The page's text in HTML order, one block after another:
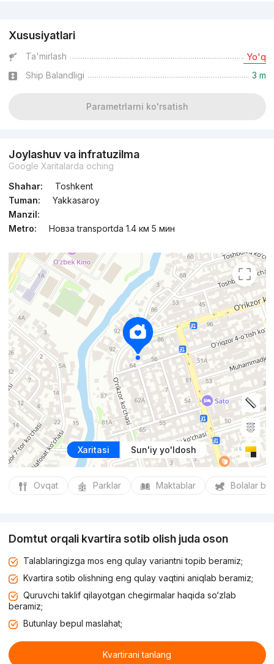
Xususiyatlari
Ta'mirlash Yo'q
Ship Balandligi 3 m
Parametrlarni ko'rsatish
Joylashuv va infratuzilma
Google Xaritalarda oching
Shahar:
Toshkent
Tuman:
Yakkasaroy
Manzil:
Metro:
Новза transportda 1.4 км 5 мин
Xaritasi Sun'iy yo'ldosh
Ovqat Parklar Maktablar Bolalar
Domtut orqali kvartira sotib olish juda oson
Talablaringizga mos eng qulay variantni topib beramiz;
Kvartira sotib olishning eng qulay vaqtini aniqlab beramiz;
Quruvchi taklif qilayotgan chegirmalar haqida so‘zlab
beramiz;
Butunlay bepul maslahat;
Kvartirani tanlang